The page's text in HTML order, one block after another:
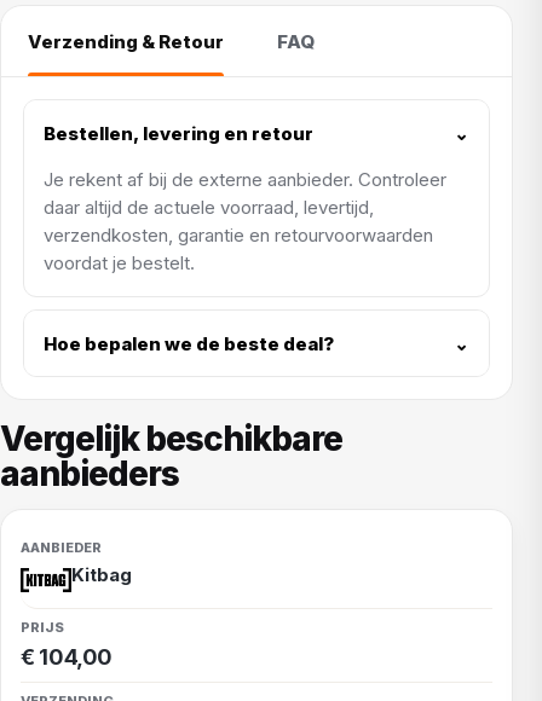
Verzending & Retour FAQ
Bestellen, levering en retour ⌄
Je rekent af bij de externe aanbieder. Controleer
daar altijd de actuele voorraad, levertijd,
verzendkosten, garantie en retourvoorwaarden
voordat je bestelt.
Hoe bepalen we de beste deal? ⌄
Vergelijk beschikbare
aanbieders
Kitbag
€ 104,00